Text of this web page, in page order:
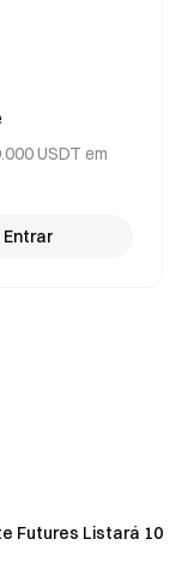
MEGA para
estará disponível
segura,
de
USDT em
Entrar
Futures Listará 10